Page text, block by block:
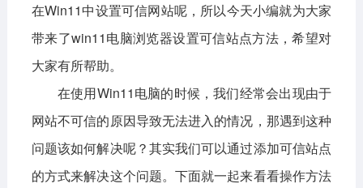
安卓应用
影音播放
教育学习 网络购物 金融理财
生活实用 运动健康
在Win11中设置可信网站呢，所以今天小编就为大家
带来了win11电脑浏览器设置可信站点方法，希望对
大家有所帮助。
在使用Win11电脑的时候，我们经常会出现由于
网站不可信的原因导致无法进入的情况，那遇到这种
问题该如何解决呢？其实我们可以通过添加可信站点
的方式来解决这个问题。下面就一起来看看操作方法